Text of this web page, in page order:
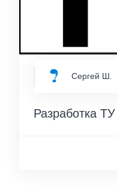
Сергей Ш.
Разработка